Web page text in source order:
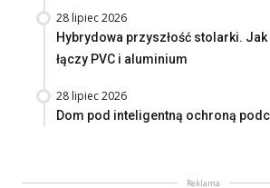
28 lipiec 2026
Hybrydowa przyszłość stolarki.
łączy PVC i aluminium
28 lipiec 2026
Dom pod inteligentną ochroną
Reklama